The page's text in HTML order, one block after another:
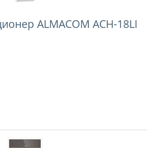
ALMACOM ACH-18LI